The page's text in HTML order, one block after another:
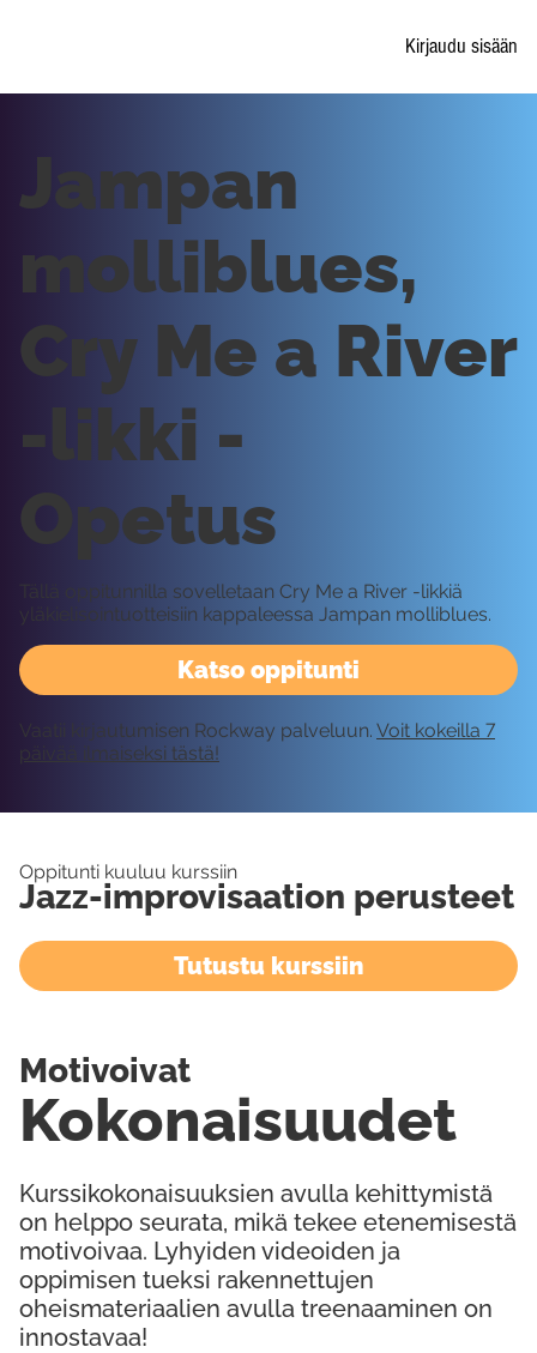
Kirjaudu sisään
Katso oppitunti
Jampan
molliblues,
Cry Me a River
-likki -
Opetus
Tällä oppitunnilla sovelletaan Cry Me a River -likkiä
yläkielisointuotteisiin kappaleessa Jampan molliblues.
Vaatii kirjautumisen Rockway palveluun. Voit kokeilla 7
päivää ilmaiseksi tästä!
Oppitunti kuuluu kurssiin
Jazz-improvisaation perusteet
Tutustu kurssiin
Kurssikokonaisuuksien avulla kehittymistä
on helppo seurata, mikä tekee etenemisestä
motivoivaa. Lyhyiden videoiden ja
oppimisen tueksi rakennettujen
oheismateriaalien avulla treenaaminen on
innostavaa!
Kokonaisuudet
Motivoivat